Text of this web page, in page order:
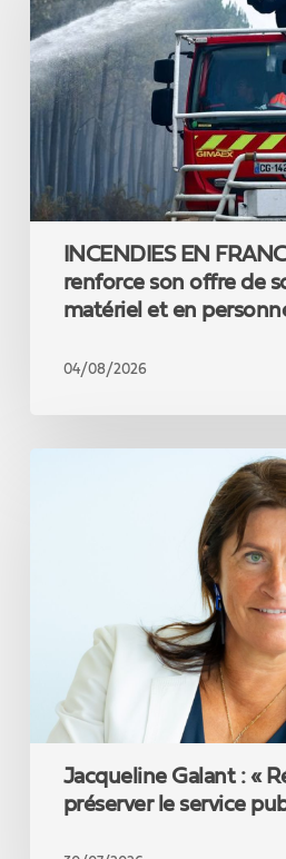
:
la
Belgique
renforce
son
soutien
en
personnel.
INCENDIES EN
renforce son offre de
matériel et en
04/08/2026
service
public
Jacqueline Galant : «
préserver le service